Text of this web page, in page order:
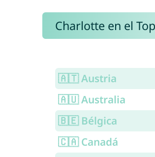
Charlotte en el
🇦🇹 Austria
🇦🇺 Australia
🇧🇪 Bélgica
🇨🇦 Canadá